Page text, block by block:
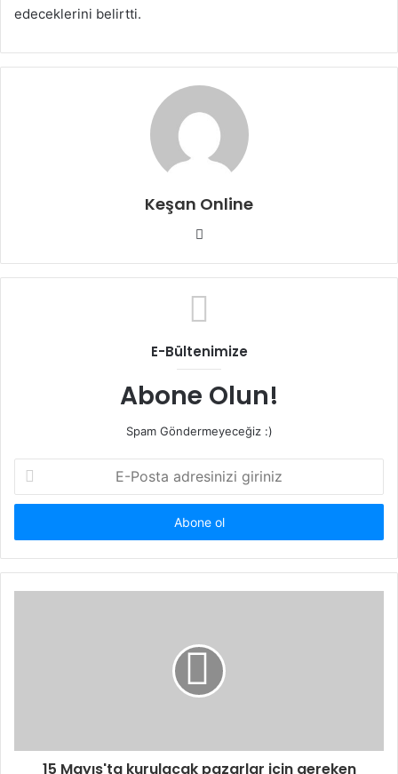
edeceklerini belirtti.
Keşan Online
Web
E-Bültenimize
Abone Olun!
Spam Göndermeyeceğiz :)
Posta
adresinizi
15 Mayıs'ta kurulacak pazarlar için gereken